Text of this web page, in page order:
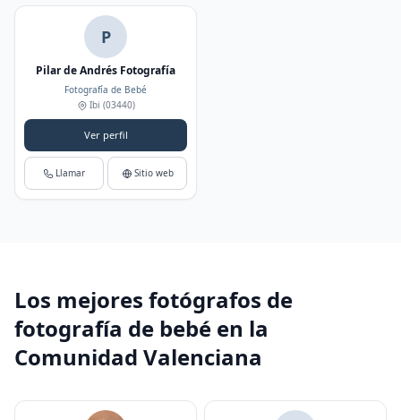
P
Pilar de Andrés Fotografía
Fotografía de Bebé
Ibi (03440)
Ver perfil
Llamar Sitio web
Los mejores fotógrafos de
fotografía de bebé en la
Comunidad Valenciana